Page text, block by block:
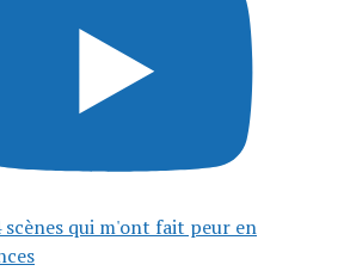
scènes qui m'ont fait peur en